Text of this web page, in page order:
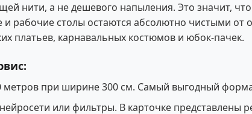
нити, а не дешевого напыления. Это значит,
рабочие столы остаются абсолютно чистыми от
платьев, карнавальных костюмов и юбок-пачек.
метров при ширине 300 см. Самый выгодный
или фильтры. В карточке представлены